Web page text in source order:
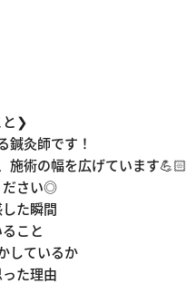
と❯
鍼灸師です！
施術の幅を広げています💪🏻
ださい◎
た瞬間
こと
しているか
た理由